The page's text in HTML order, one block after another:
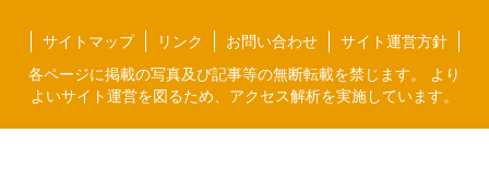
サイトマップ リンク お問い合わせ
サイト運営方針
各ページに掲載の写真及び記事等の無断転載を禁じます。 より
よいサイト運営を図るため、アクセス解析を実施しています。